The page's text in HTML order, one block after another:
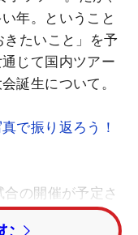
年。ということ
たいこと」を予
じて国内ツアー
誕生について。
で振り返ろう！
の開催が予定さ
て史上最高額と